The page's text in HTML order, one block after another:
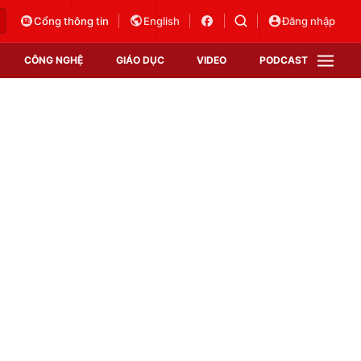
Cổng thông tin English Đăng nhập
CÔNG NGHỆ GIÁO DỤC VIDEO PODCAST